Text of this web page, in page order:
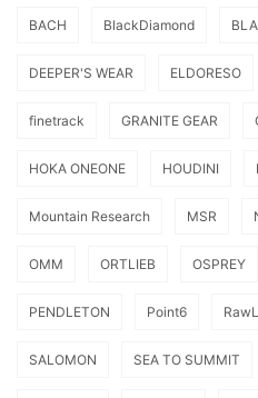
BACH BlackDiamond
DEEPER'S WEAR ELDORESO
finetrack GRANITE GEAR
HOKA ONEONE HOUDINI
Mountain Research MSR
OMM ORTLIEB OSPREY
PENDLETON Point6
SALOMON SEA TO SUMMIT